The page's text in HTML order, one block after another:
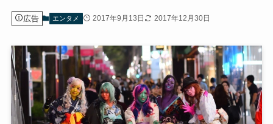
広告 エンタメ 2017年9月13日 2017年12月30日